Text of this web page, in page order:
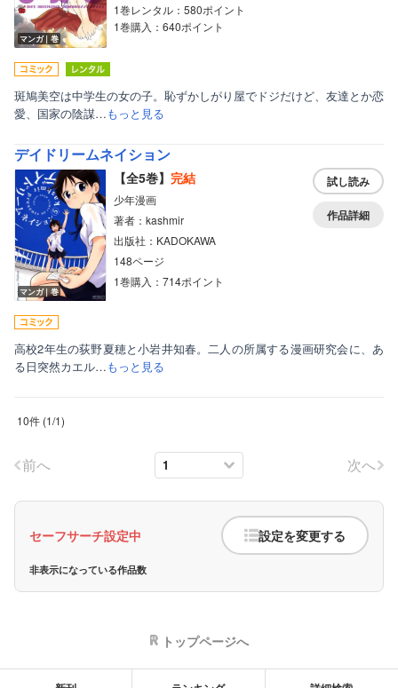
マンガ｜巻
1巻レンタル：580ポイント
1巻購入：640ポイント
斑鳩美空は中学生の女の子。恥ずかしがり屋でドジだけど、友達とか恋
愛、国家の陰謀…もっと見る
デイドリームネイション
マンガ｜巻
【全5巻】 完結
少年漫画
著者：kashmir
出版社：KADOKAWA
148ページ
1巻購入：714ポイント
試し読み
作品詳細
高校2年生の荻野夏穂と小岩井知春。二人の所属する漫画研究会に、あ
る日突然カエル…もっと見る
10件 (1/1)
前へ 次へ
セーフサーチ設定中 設定を変更する
非表示になっている作品数
トップページへ